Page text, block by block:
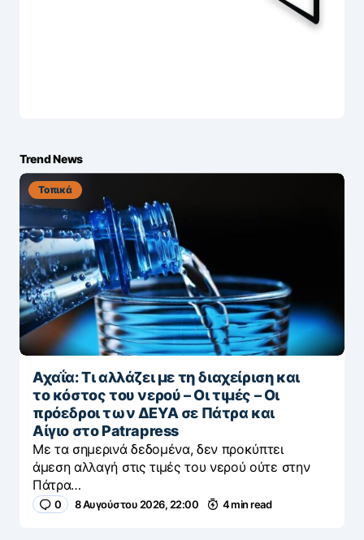
Trend News
Τοπικά
Αχαΐα: Τι αλλάζει με τη διαχείριση και
το κόστος του νερού – Οι τιμές – Οι
πρόεδροι των ΔΕΥΑ σε Πάτρα και
Αίγιο στο Patrapress
Με τα σημερινά δεδομένα, δεν προκύπτει
άμεση αλλαγή στις τιμές του νερού ούτε στην
Πάτρα…
0 8 Αυγούστου 2026, 22:00 4 min read